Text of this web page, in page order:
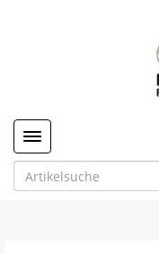
Toggle navigation